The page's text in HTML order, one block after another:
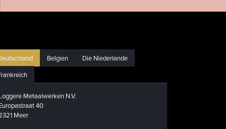
Belgien
Die Niederlande
Metaalwerken N.V.
40
Meer